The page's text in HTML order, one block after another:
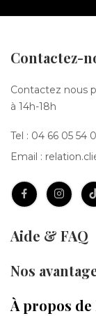
Contactez-
Contactez nous
à 14h-18h
Tel : 04 66 05 54
Email :
Aide & FAQ
Nos
À propos de